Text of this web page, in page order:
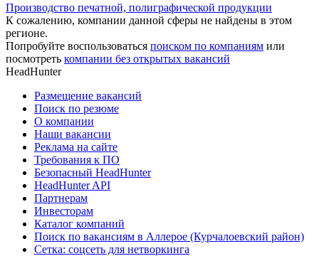
Производство печатной, полиграфической продукции
К сожалению, компании данной сферы не найдены в этом
регионе.
Попробуйте воспользоваться поиском по компаниям или
посмотреть компании без открытых вакансий
HeadHunter
Размещение вакансий
Поиск по резюме
О компании
Наши вакансии
Реклама на сайте
Требования к ПО
Безопасный HeadHunter
HeadHunter API
Партнерам
Инвесторам
Каталог компаний
Поиск по вакансиям в Аллерое (Курчалоевский район)
Сетка: соцсеть для нетворкинга